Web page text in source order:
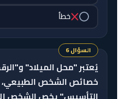
خطأ
السؤال 6
يُعتبر "محل الميلاد"
خصائص الشخص الطبيعي،